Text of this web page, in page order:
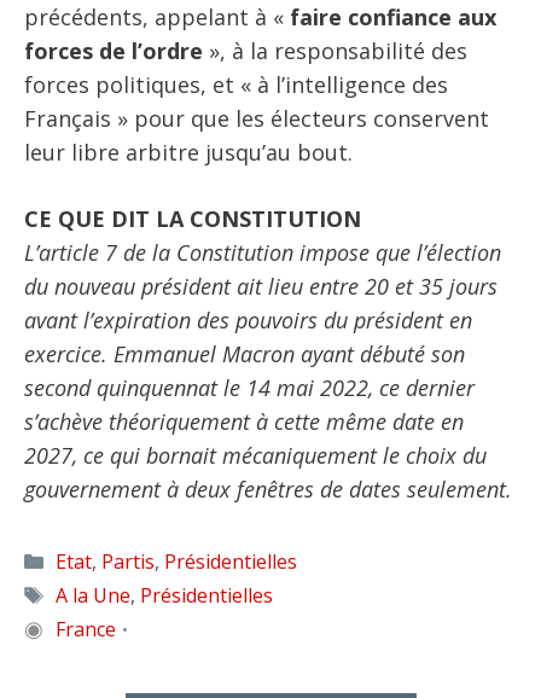
précédents, appelant à « faire confiance aux
forces de l’ordre », à la responsabilité des
forces politiques, et « à l’intelligence des
Français » pour que les électeurs conservent
leur libre arbitre jusqu’au bout.
CE QUE DIT LA CONSTITUTION
L’article 7 de la Constitution impose que l’élection
du nouveau président ait lieu entre 20 et 35 jours
avant l’expiration des pouvoirs du président en
exercice. Emmanuel Macron ayant débuté son
second quinquennat le 14 mai 2022, ce dernier
s’achève théoriquement à cette même date en
2027, ce qui bornait mécaniquement le choix du
gouvernement à deux fenêtres de dates seulement.
Catégories
Etat, Partis, Présidentielles
Étiquettes
A la Une, Présidentielles
◉ France •